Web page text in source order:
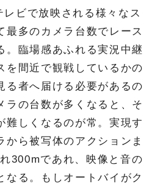
ビで放映される様々なス
最多のカメラ台数でレース
。臨場感あふれる実況中継
を間近で観戦しているかの
る者へ届ける必要があるの
ラの台数が多くなると、そ
難しくなるのが常。実現す
から被写体のアクションま
300mであれ、映像と音の
なる。もしオートバイがク